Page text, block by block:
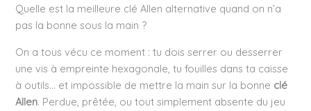
Quelle est la meilleure clé Allen alternative quand on n’a
pas la bonne sous la main ?
On a tous vécu ce moment : tu dois serrer ou desserrer
une vis à empreinte hexagonale, tu fouilles dans ta caisse
à outils… et impossible de mettre la main sur la bonne clé
Allen. Perdue, prêtée, ou tout simplement absente du jeu